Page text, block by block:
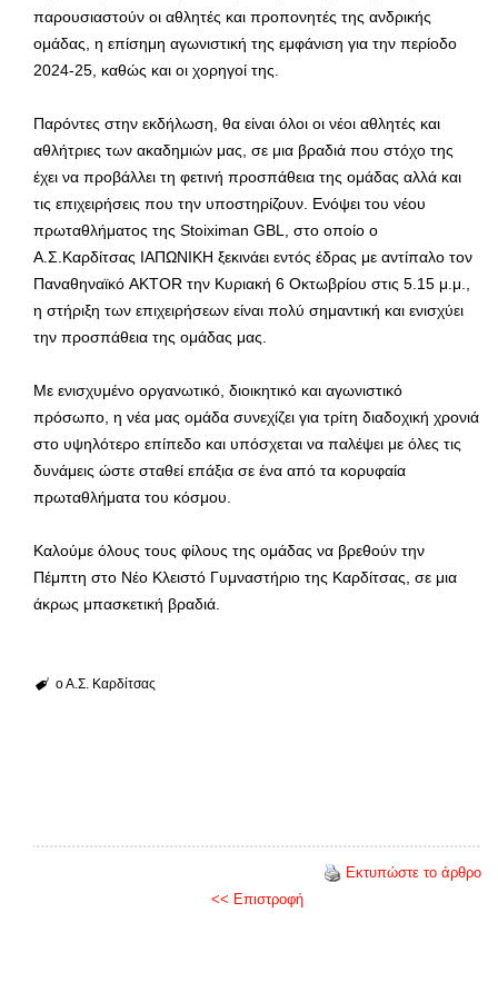
παρουσιαστούν οι αθλητές και προπονητές της ανδρικής
ομάδας, η επίσημη αγωνιστική της εμφάνιση για την περίοδο
2024-25, καθώς και οι χορηγοί της.
Παρόντες στην εκδήλωση, θα είναι όλοι οι νέοι αθλητές και
αθλήτριες των ακαδημιών μας, σε μια βραδιά που στόχο της
έχει να προβάλλει τη φετινή προσπάθεια της ομάδας αλλά και
τις επιχειρήσεις που την υποστηρίζουν. Ενόψει του νέου
πρωταθλήματος της Stoiximan GBL, στο οποίο ο
Α.Σ.Καρδίτσας ΙΑΠΩΝΙΚΗ ξεκινάει εντός έδρας με αντίπαλο τον
Παναθηναϊκό AKTOR την Κυριακή 6 Οκτωβρίου στις 5.15 μ.μ.,
η στήριξη των επιχειρήσεων είναι πολύ σημαντική και ενισχύει
την προσπάθεια της ομάδας μας.
Με ενισχυμένο οργανωτικό, διοικητικό και αγωνιστικό
πρόσωπο, η νέα μας ομάδα συνεχίζει για τρίτη διαδοχική χρονιά
στο υψηλότερο επίπεδο και υπόσχεται να παλέψει με όλες τις
δυνάμεις ώστε σταθεί επάξια σε ένα από τα κορυφαία
πρωταθλήματα του κόσμου.
Καλούμε όλους τους φίλους της ομάδας να βρεθούν την
Πέμπτη στο Νέο Κλειστό Γυμναστήριο της Καρδίτσας, σε μια
άκρως μπασκετική βραδιά.
ο Α.Σ. Καρδίτσας
Εκτυπώστε το άρθρο
<< Επιστροφή